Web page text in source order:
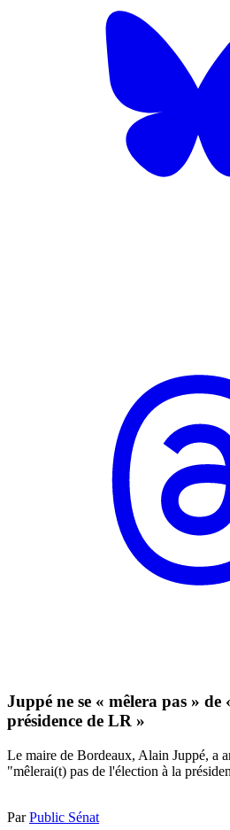
Juppé ne se « mêlera pas » de
présidence de LR »
Le maire de Bordeaux, Alain Juppé, a
"mêlerai(t) pas de l'élection à la
ParPublic Sénat